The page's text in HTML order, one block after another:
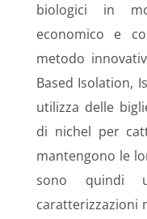
biologici in
economico e
metodo
Based Isolation,
utilizza delle
di nichel per
mantengono le
sono quindi
caratterizzazioni